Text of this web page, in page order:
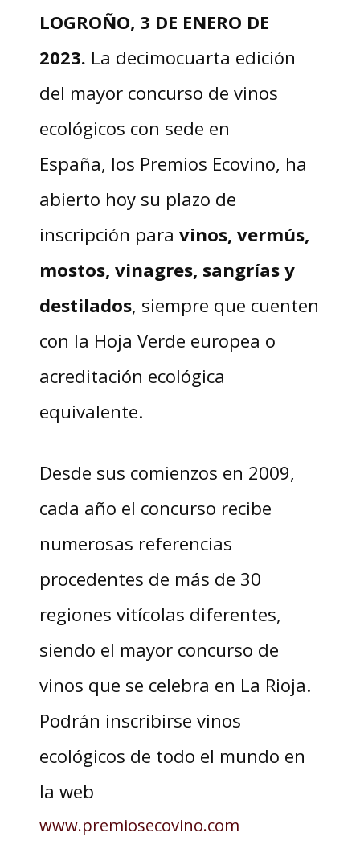
LOGROÑO, 3 DE ENERO DE
2023. La decimocuarta edición
del mayor concurso de vinos
ecológicos con sede en
España, los Premios Ecovino, ha
abierto hoy su plazo de
inscripción para vinos, vermús,
mostos, vinagres, sangrías y
destilados, siempre que cuenten
con la Hoja Verde europea o
acreditación ecológica
equivalente.
Desde sus comienzos en 2009,
cada año el concurso recibe
numerosas referencias
procedentes de más de 30
regiones vitícolas diferentes,
siendo el mayor concurso de
vinos que se celebra en La Rioja.
Podrán inscribirse vinos
ecológicos de todo el mundo en
la web
www.premiosecovino.com